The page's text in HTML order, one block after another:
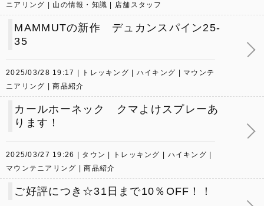
ニアリング
山の情報・知識 店舗スタッフ
MAMMUTの新作 デュカンスパイン25-
35
2025/03/28 19:17 トレッキング ハイキング
マウンテ
ニアリング
商品紹介
カールホーネック クマよけスプレーあ
ります！
2025/03/27 19:26 タウン トレッキング
ハイキング
マウンテニアリング
商品紹介
ご好評につき☆31日まで10％OFF！！